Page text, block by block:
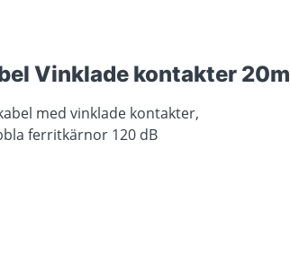
Vinklade kontakter 20m
med vinklade kontakter,
ferritkärnor 120 dB